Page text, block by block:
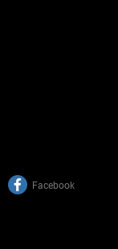
Facebook